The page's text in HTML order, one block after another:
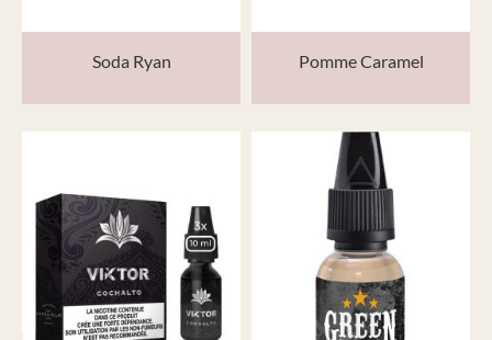
Soda Ryan Pomme Caramel